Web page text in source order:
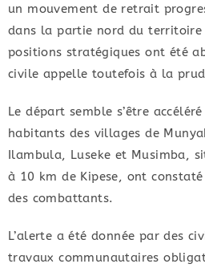
un mouvement de retrait
dans la partie nord du territoire
positions stratégiques ont été
civile appelle toutefois à la
​Le départ semble s’être
habitants des villages de
Ilambula, Luseke et Musimba,
à 10 km de Kipese, ont
des combattants.
​L’alerte a été donnée par des
travaux communautaires